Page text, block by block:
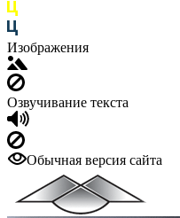
Изображения
Озвучивание текста
Обычная версия сайта